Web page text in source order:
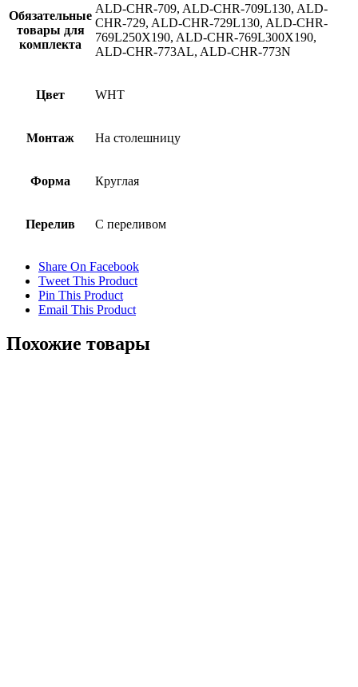
Обязательные
товары для
комплекта
ALD-CHR-709, ALD-CHR-709L130, ALD-
CHR-729, ALD-CHR-729L130, ALD-CHR-
769L250X190, ALD-CHR-769L300X190,
ALD-CHR-773AL, ALD-CHR-773N
Цвет WHT
Монтаж На столешницу
Форма Круглая
Перелив С переливом
Share On Facebook
Tweet This Product
Pin This Product
Email This Product
Похожие товары